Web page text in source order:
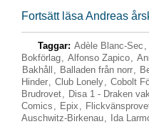
Fortsätt läsa Andreas
Taggar: Adèle Blanc-Sec ,
Bokförlag, Alfonso Zapico,
Bakhåll , Balladen från norr,
Hinder, Club Lonely, Cobolt
Brudrovet, Disa 1 - Draken
Comics , Epix ,
Auschwitz-Birkenau, Ida